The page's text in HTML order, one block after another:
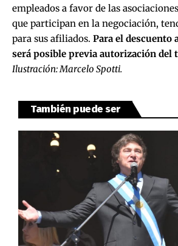
empleados a favor de las
que participan en la negociación,
para sus afiliados. Para el descuento
será posible previa autorización del
Ilustración: Marcelo Spotti.
También puede ser